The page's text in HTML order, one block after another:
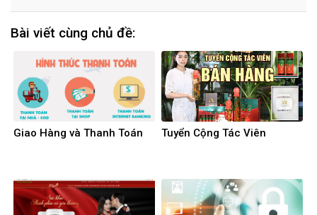
Bài viết cùng chủ đề:
Giao Hàng và Thanh Toán Tuyển Cộng Tác Viên